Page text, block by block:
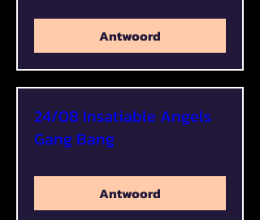
Antwoord
24/08 Insatiable Angels
Gang Bang
Antwoord